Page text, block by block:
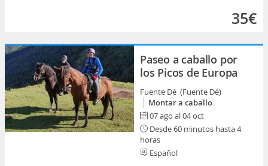
35€
Paseo a caballo por
los Picos de Europa
Fuente Dé (Fuente Dé)
Montar a caballo
07 ago al 04 oct
Desde 60 minutos hasta 4
horas
Español